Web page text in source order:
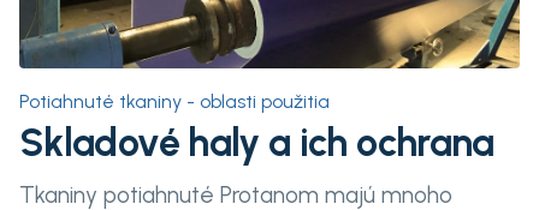
Potiahnuté tkaniny - oblasti použitia
Skladové haly a ich ochrana
Tkaniny potiahnuté Protanom majú mnoho